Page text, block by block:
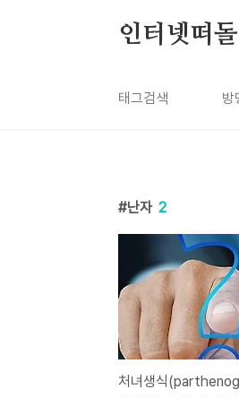
인터넷떠
태그검색 방
난자 2